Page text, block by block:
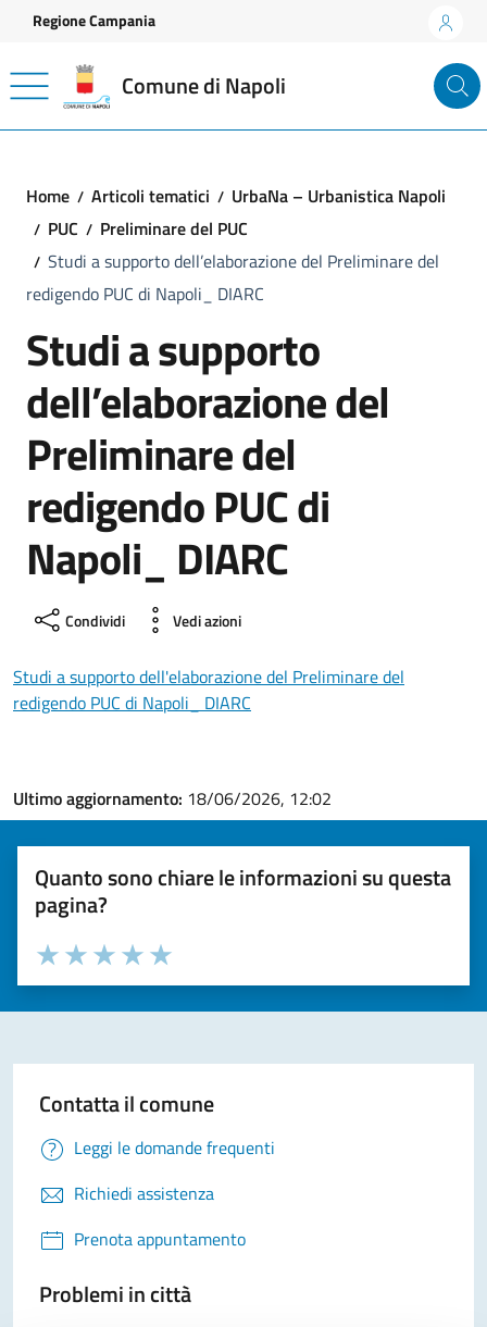
Vai ai contenuti
Vai al footer
Regione Campania
Comune di Napoli
Home Articoli tematici
UrbaNa – Urbanistica Napoli
PUC
Preliminare del PUC
Studi a supporto dell’elaborazione del Preliminare del
redigendo PUC di Napoli_ DIARC
Studi a supporto
dell’elaborazione del
Preliminare del
redigendo PUC di
Napoli_ DIARC
Condividi Vedi azioni
Studi a supporto dell'elaborazione del Preliminare del
redigendo PUC di Napoli_ DIARC
Ultimo aggiornamento: 18/06/2026, 12:02
Quanto sono chiare le informazioni su questa
pagina?
Valuta la chiarezza delle informazioni (da 1 a 5 stelle)
Seleziona il numero di stelle per valutare la chiarezza delle
Valuta 5 stelle su 5
Valuta 4 stelle su 5
Valuta 3 stelle su 5
Valuta 2 stelle su 5
Valuta 1 stelle su 5
Contatta il comune
Leggi le domande frequenti
Richiedi assistenza
Prenota appuntamento
Problemi in città